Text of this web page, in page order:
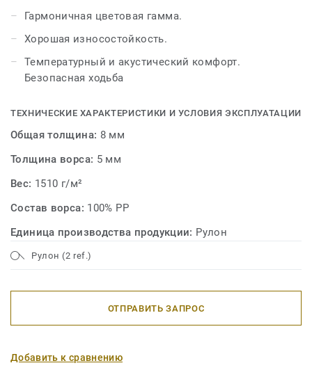
Гармоничная цветовая гамма.
Хорошая износостойкость.
Температурный и акустический комфорт.
Безопасная ходьба
ТЕХНИЧЕСКИЕ ХАРАКТЕРИСТИКИ И УСЛОВИЯ ЭКСПЛУАТАЦИИ
Общая толщина: 8 мм
Толщина ворса: 5 мм
Вес: 1510 г/м²
Состав ворса: 100% PP
Единица производства продукции: Рулон
Рулон (2 ref.)
ОТПРАВИТЬ ЗАПРОС
Добавить к сравнению